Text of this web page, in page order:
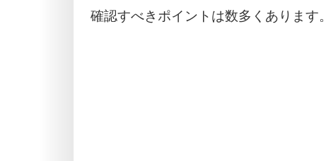
確認すべきポイントは数多くあります。